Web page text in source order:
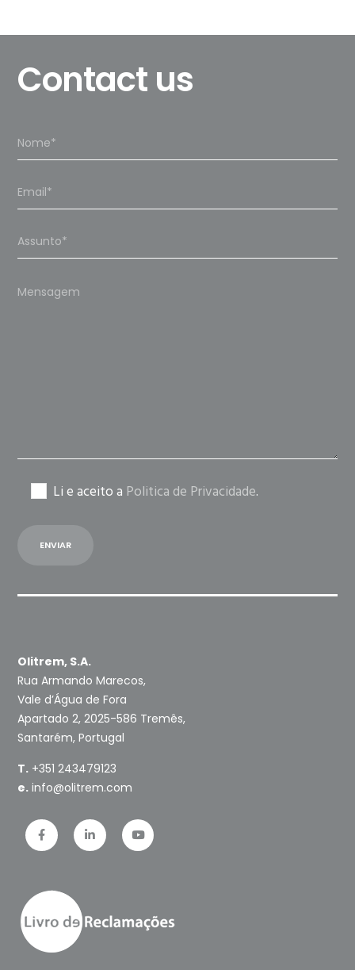
Contact us
Please
Li e aceito a Politica de Privacidade.
Olitrem, S.A.
Rua Armando Marecos,
Vale d’Água de Fora
Apartado 2, 2025-586 Tremês,
Santarém, Portugal
T. +351 243479123
e. info@olitrem.com